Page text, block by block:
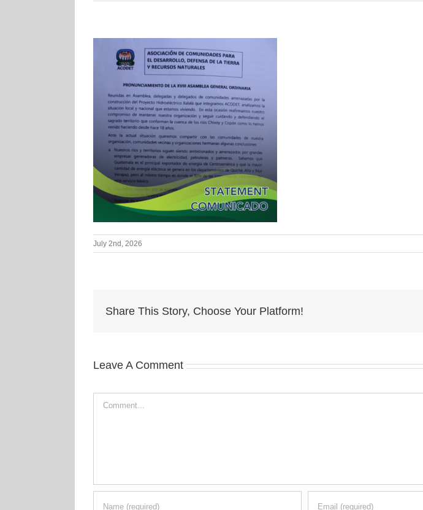
July 2nd, 2026
Share This Story, Choose Your Platform!
Leave A Comment